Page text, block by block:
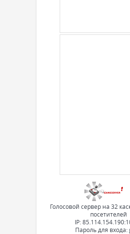
Голосовой сервер на 32
посетителей
IP:
Пароль для входа: